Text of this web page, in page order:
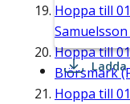
Hoppa till
Hoppa till
Biörsmark
Hoppa till